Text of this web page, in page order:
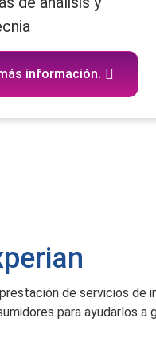
información.
de servicios de
para ayudarlos